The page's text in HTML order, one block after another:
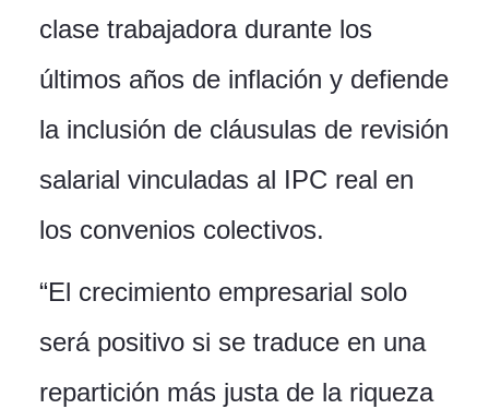
clase trabajadora durante los
últimos años de inflación y defiende
la inclusión de cláusulas de revisión
salarial vinculadas al IPC real en
los convenios colectivos.
“El crecimiento empresarial solo
será positivo si se traduce en una
repartición más justa de la riqueza